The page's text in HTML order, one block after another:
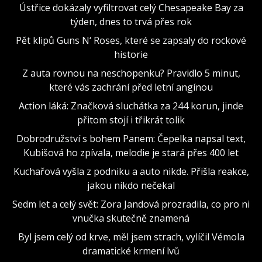
Ústřice dokázaly vyfiltrovat celý Chesapeake Bay za
týden, dnes to trvá přes rok
Pět klipů Guns N‘ Roses, které se zapsaly do rockové
historie
Z auta rovnou na neschopenku? Pravidlo 5 minut,
které vás zachrání před letní angínou
Action láká: Značková sluchátka za 244 korun, jinde
přitom stojí i třikrát tolik
Dobrodružství s bohem Panem: Čepelka napsal text,
Kubišová ho zpívala, melodie je stará přes 400 let
Kuchařová vyšla z podniku a auto nikde. Přišla reakce,
jakou nikdo nečekal
Sedm let a celý svět: Zora Jandová prozradila, co pro ni
vnučka skutečně znamená
Byl jsem celý od krve, měl jsem strach, vylíčil Vémola
dramatické krmení lvů